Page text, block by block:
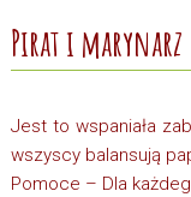
Pirat i marynarz
Jest to wspaniała
wszyscy balansują
Pomoce – Dla